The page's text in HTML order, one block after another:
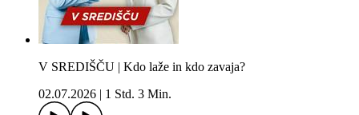
V SREDIŠČU | Kdo laže in kdo zavaja?
02.07.2026
1 Std. 3 Min.